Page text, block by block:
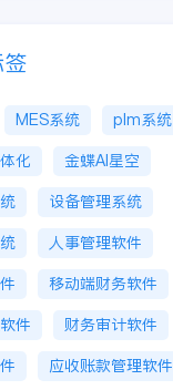
MES系统
plm系统
化
金蝶AI星空
设备管理系统
人事管理软件
移动端财务软件
件
财务审计软件
应收账款管理软件